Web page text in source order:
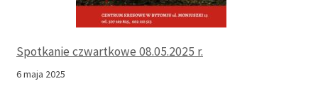
Spotkanie czwartkowe 08.05.2025 r.
6 maja 2025